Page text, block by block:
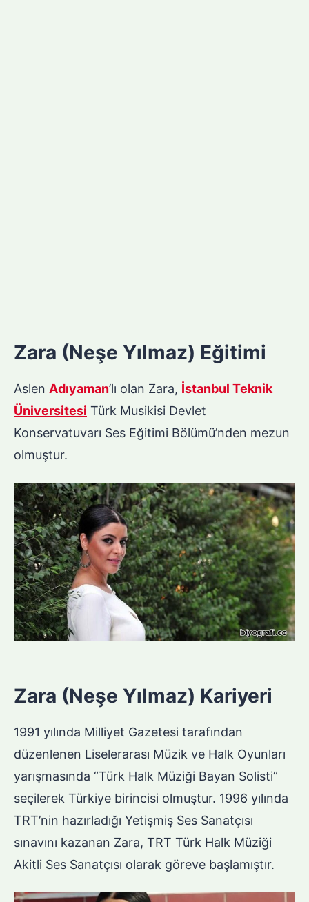
Zara (Neşe Yılmaz) Eğitimi
Aslen Adıyaman’lı olan Zara, İstanbul Teknik
Üniversitesi Türk Musikisi Devlet
Konservatuvarı Ses Eğitimi Bölümü’nden mezun
olmuştur.
Zara (Neşe Yılmaz) Kariyeri
1991 yılında Milliyet Gazetesi tarafından
düzenlenen Liselerarası Müzik ve Halk Oyunları
yarışmasında “Türk Halk Müziği Bayan Solisti”
seçilerek Türkiye birincisi olmuştur. 1996 yılında
TRT’nin hazırladığı Yetişmiş Ses Sanatçısı
sınavını kazanan Zara, TRT Türk Halk Müziği
Akitli Ses Sanatçısı olarak göreve başlamıştır.